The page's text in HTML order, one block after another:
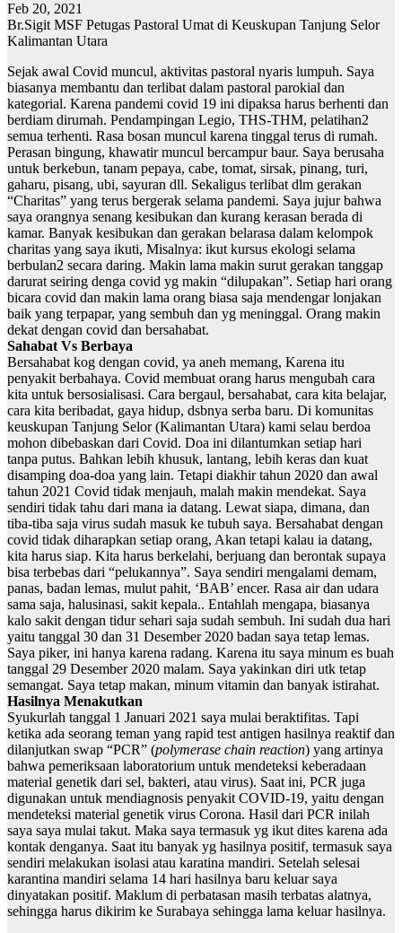
Feb 20, 2021
Br.Sigit MSF Petugas Pastoral Umat di Keuskupan Tanjung Selor
Kalimantan Utara
Sejak awal Covid muncul, aktivitas pastoral nyaris lumpuh. Saya
biasanya membantu dan terlibat dalam pastoral parokial dan
kategorial. Karena pandemi covid 19 ini dipaksa harus berhenti dan
berdiam dirumah. Pendampingan Legio, THS-THM, pelatihan2
semua terhenti. Rasa bosan muncul karena tinggal terus di rumah.
Perasan bingung, khawatir muncul bercampur baur. Saya berusaha
untuk berkebun, tanam pepaya, cabe, tomat, sirsak, pinang, turi,
gaharu, pisang, ubi, sayuran dll. Sekaligus terlibat dlm gerakan
“Charitas” yang terus bergerak selama pandemi. Saya jujur bahwa
saya orangnya senang kesibukan dan kurang kerasan berada di
kamar. Banyak kesibukan dan gerakan belarasa dalam kelompok
charitas yang saya ikuti, Misalnya: ikut kursus ekologi selama
berbulan2 secara daring. Makin lama makin surut gerakan tanggap
darurat seiring denga covid yg makin “dilupakan”. Setiap hari orang
bicara covid dan makin lama orang biasa saja mendengar lonjakan
baik yang terpapar, yang sembuh dan yg meninggal. Orang makin
dekat dengan covid dan bersahabat.
Sahabat Vs Berbaya
Bersahabat kog dengan covid, ya aneh memang, Karena itu
penyakit berbahaya. Covid membuat orang harus mengubah cara
kita untuk bersosialisasi. Cara bergaul, bersahabat, cara kita belajar,
cara kita beribadat, gaya hidup, dsbnya serba baru. Di komunitas
keuskupan Tanjung Selor (Kalimantan Utara) kami selau berdoa
mohon dibebaskan dari Covid. Doa ini dilantumkan setiap hari
tanpa putus. Bahkan lebih khusuk, lantang, lebih keras dan kuat
disamping doa-doa yang lain. Tetapi diakhir tahun 2020 dan awal
tahun 2021 Covid tidak menjauh, malah makin mendekat. Saya
sendiri tidak tahu dari mana ia datang. Lewat siapa, dimana, dan
tiba-tiba saja virus sudah masuk ke tubuh saya. Bersahabat dengan
covid tidak diharapkan setiap orang, Akan tetapi kalau ia datang,
kita harus siap. Kita harus berkelahi, berjuang dan berontak supaya
bisa terbebas dari “pelukannya”. Saya sendiri mengalami demam,
panas, badan lemas, mulut pahit, ‘BAB’ encer. Rasa air dan udara
sama saja, halusinasi, sakit kepala.. Entahlah mengapa, biasanya
kalo sakit dengan tidur sehari saja sudah sembuh. Ini sudah dua hari
yaitu tanggal 30 dan 31 Desember 2020 badan saya tetap lemas.
Saya piker, ini hanya karena radang. Karena itu saya minum es buah
tanggal 29 Desember 2020 malam. Saya yakinkan diri utk tetap
semangat. Saya tetap makan, minum vitamin dan banyak istirahat.
Hasilnya Menakutkan
Syukurlah tanggal 1 Januari 2021 saya mulai beraktifitas. Tapi
ketika ada seorang teman yang rapid test antigen hasilnya reaktif dan
dilanjutkan swap “PCR” (polymerase chain reaction) yang artinya
bahwa pemeriksaan laboratorium untuk mendeteksi keberadaan
material genetik dari sel, bakteri, atau virus). Saat ini, PCR juga
digunakan untuk mendiagnosis penyakit COVID-19, yaitu dengan
mendeteksi material genetik virus Corona. Hasil dari PCR inilah
saya saya mulai takut. Maka saya termasuk yg ikut dites karena ada
kontak denganya. Saat itu banyak yg hasilnya positif, termasuk saya
sendiri melakukan isolasi atau karatina mandiri. Setelah selesai
karantina mandiri selama 14 hari hasilnya baru keluar saya
dinyatakan positif. Maklum di perbatasan masih terbatas alatnya,
sehingga harus dikirim ke Surabaya sehingga lama keluar hasilnya.